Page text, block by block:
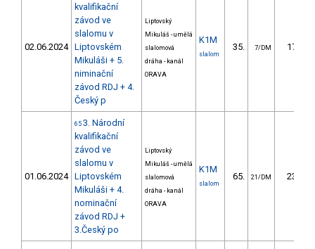
02.06.2024
kvalifikační
závod ve
slalomu v
Liptovském
Mikuláši + 5.
niminační
závod RDJ + 4.
Český p
Liptovský
Mikuláš - umělá
slalomová
dráha - kanál
ORAVA
K1M
slalom
35. 7/DM 17.30
01.06.2024
65 3. Národní
kvalifikační
závod ve
slalomu v
Liptovském
Mikuláši + 4.
nominační
závod RDJ +
3.Český po
Liptovský
Mikuláš - umělá
slalomová
dráha - kanál
ORAVA
K1M
slalom
65. 21/DM 23.53